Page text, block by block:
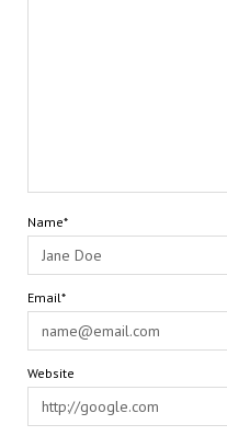
Name*
Email*
Website